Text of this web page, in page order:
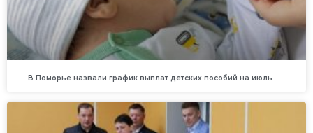
В Поморье назвали график выплат детских пособий на июль